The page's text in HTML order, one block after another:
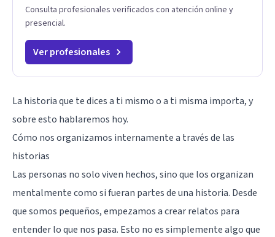
Consulta profesionales verificados con atención online y
presencial.
Ver profesionales
La historia que te dices a ti mismo o a ti misma importa, y
sobre esto hablaremos hoy.
Cómo nos organizamos internamente a través de las
historias
Las personas no solo viven hechos, sino que los organizan
mentalmente como si fueran partes de una historia. Desde
que somos pequeños, empezamos a crear relatos para
entender lo que nos pasa. Esto no es simplemente algo que